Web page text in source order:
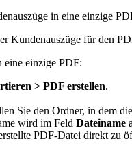
in eine einzige
Kundenauszüge für den
eine einzige PDF:
> PDF erstellen.
Sie den Ordner, in dem
wird im Feld Dateiname
PDF-Datei direkt zu